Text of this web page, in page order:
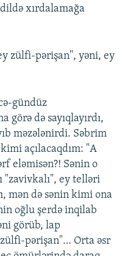
xırdalamağa
zülfi-pərişan", yəni, ey
gündüz
görə də sayıqlayırdı,
məzələnirdi. Səbrim
açılacaqdım: "A
eləmisən?! Sənin o
"zavivkalı", ey telləri
mən də sənin kimi ona
oğlu şerdə inqilab
görüb, lap
pərişan"… Orta əsr